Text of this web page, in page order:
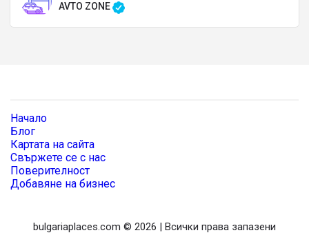
AVTO ZONE
Начало
Блог
Картата на сайта
Свържете се с нас
Поверителност
Добавяне на бизнес
bulgariaplaces.com © 2026 | Всички права запазени